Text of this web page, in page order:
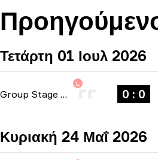
Τετάρτη 01 Ιουλ 2026
Group Stage
L
0 : 0
Κυριακή 24 Μαΐ 2026